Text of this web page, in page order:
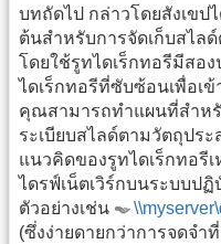
บทถัดไป กล่าวโดยสังเขป
ต้นสำหรับการจัดเก็บสไล
โดยใช้รูทไดเร็กทอรีมีสอ
ไดเร็กทอรีที่ซับซ้อนเพื่อเ
คุณสามารถทำแผนที่สำหรั
ระเบียบสไลด์ตามวัตถุปร
แนวคิดของรูทไดเร็กทอรี
ไดรฟ์เน็ตเวิร์กบนระบบป
ตัวอย่างเช่น
(ซึ่งง่ายดายกว่าการจดจำ